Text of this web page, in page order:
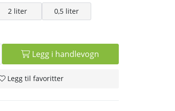
2 liter 0,5 liter
Legg i handlevogn
Legg til favoritter